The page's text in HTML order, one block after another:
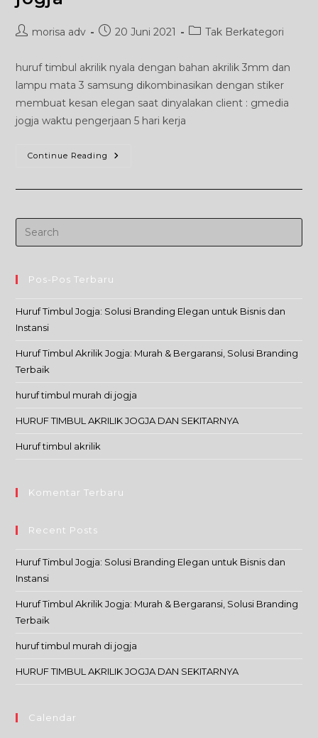
Postmorisa adv
Post20 Juni 2021
PostTak Berkategori
huruf timbul akrilik nyala dengan bahan akrilik 3mm dan
lampu mata 3 samsung dikombinasikan dengan stiker
membuat kesan elegan saat dinyalakan client : gmedia
jogja waktu pengerjaan 5 hari kerja
Continue Reading Huruf
Nyala
Pos-Pos Terbaru
Huruf Timbul Jogja: Solusi Branding Elegan untuk Bisnis dan
Instansi
Huruf Timbul Akrilik Jogja: Murah & Bergaransi, Solusi Branding
Terbaik
huruf timbul murah di jogja
HURUF TIMBUL AKRILIK JOGJA DAN SEKITARNYA
Huruf timbul akrilik
Komentar Terbaru
Recent Posts
Huruf Timbul Jogja: Solusi Branding Elegan untuk Bisnis dan
Instansi
Huruf Timbul Akrilik Jogja: Murah & Bergaransi, Solusi Branding
Terbaik
huruf timbul murah di jogja
HURUF TIMBUL AKRILIK JOGJA DAN SEKITARNYA
Calendar